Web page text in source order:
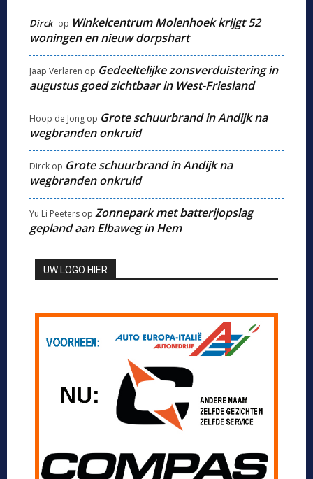
Dirck op Winkelcentrum Molenhoek krijgt 52
woningen en nieuw dorpshart
Jaap Verlaren op Gedeeltelijke zonsverduistering in
augustus goed zichtbaar in West-Friesland
Hoop de Jong op Grote schuurbrand in Andijk na
wegbranden onkruid
Dirck op Grote schuurbrand in Andijk na
wegbranden onkruid
Yu Li Peeters op Zonnepark met batterijopslag
gepland aan Elbaweg in Hem
UW LOGO HIER